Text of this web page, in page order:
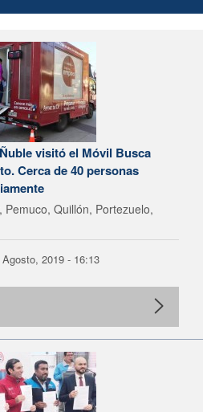
visitó el Móvil Busca
Cerca de 40 personas
Pemuco, Quillón, Portezuelo,
2019 - 16:13